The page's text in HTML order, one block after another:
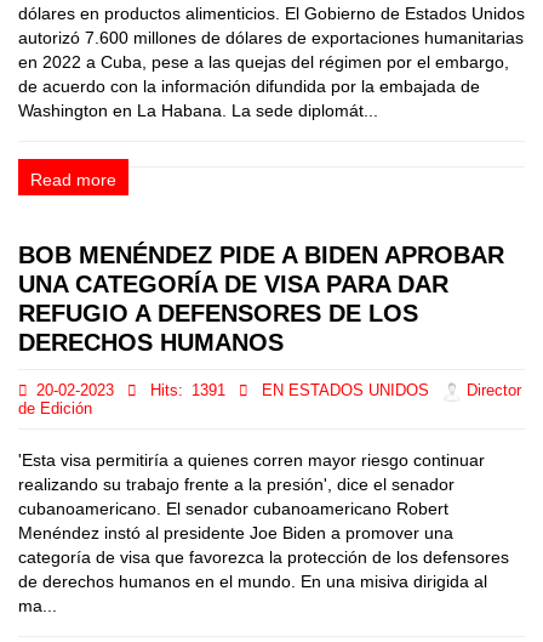
dólares en productos alimenticios. El Gobierno de Estados Unidos
autorizó 7.600 millones de dólares de exportaciones humanitarias
en 2022 a Cuba, pese a las quejas del régimen por el embargo,
de acuerdo con la información difundida por la embajada de
Washington en La Habana. La sede diplomát...
Read more
BOB MENÉNDEZ PIDE A BIDEN APROBAR
UNA CATEGORÍA DE VISA PARA DAR
REFUGIO A DEFENSORES DE LOS
DERECHOS HUMANOS
20-02-2023 Hits: 1391 EN ESTADOS UNIDOS
Director
de Edición
'Esta visa permitiría a quienes corren mayor riesgo continuar
realizando su trabajo frente a la presión', dice el senador
cubanoamericano. El senador cubanoamericano Robert
Menéndez instó al presidente Joe Biden a promover una
categoría de visa que favorezca la protección de los defensores
de derechos humanos en el mundo. En una misiva dirigida al
ma...